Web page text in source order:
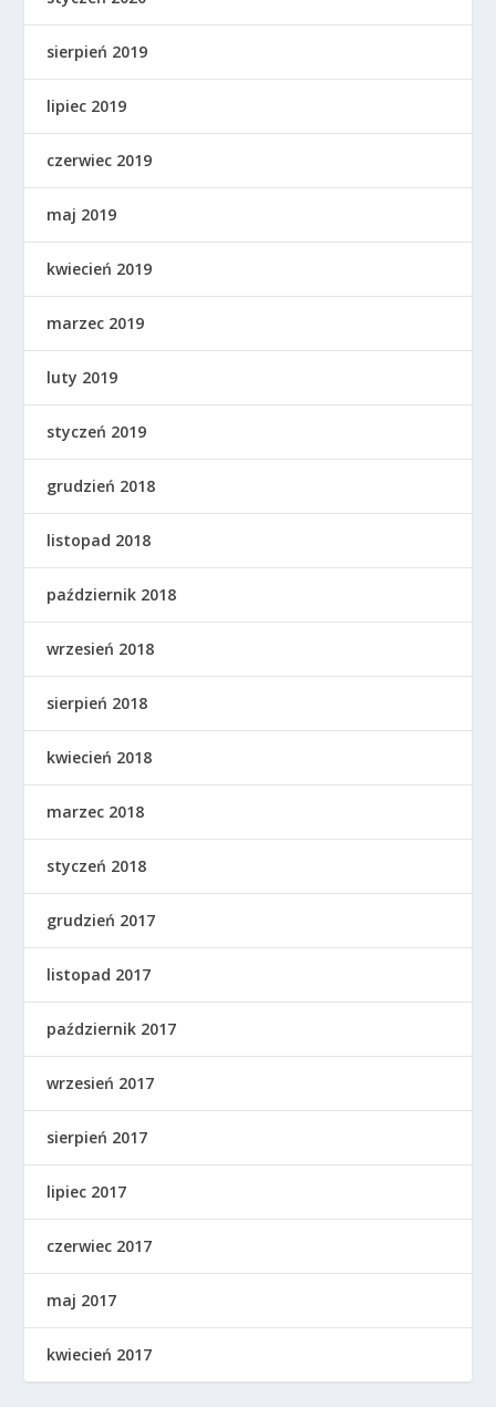
sierpień 2019
lipiec 2019
czerwiec 2019
maj 2019
kwiecień 2019
marzec 2019
luty 2019
styczeń 2019
grudzień 2018
listopad 2018
październik 2018
wrzesień 2018
sierpień 2018
kwiecień 2018
marzec 2018
styczeń 2018
grudzień 2017
listopad 2017
październik 2017
wrzesień 2017
sierpień 2017
lipiec 2017
czerwiec 2017
maj 2017
kwiecień 2017